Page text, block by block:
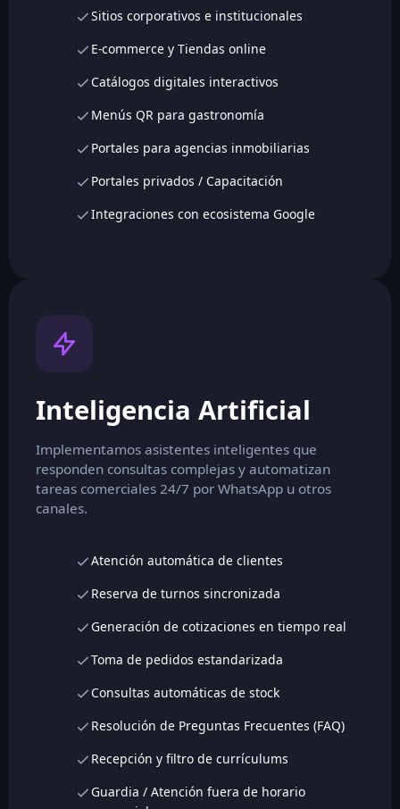
Sitios corporativos e institucionales
E-commerce y Tiendas online
Catálogos digitales interactivos
Menús QR para gastronomía
Portales para agencias inmobiliarias
Portales privados / Capacitación
Integraciones con ecosistema Google
Inteligencia Artificial
Implementamos asistentes inteligentes que
responden consultas complejas y automatizan
tareas comerciales 24/7 por WhatsApp u otros
canales.
Atención automática de clientes
Reserva de turnos sincronizada
Generación de cotizaciones en tiempo real
Toma de pedidos estandarizada
Consultas automáticas de stock
Resolución de Preguntas Frecuentes (FAQ)
Recepción y filtro de currículums
Guardia / Atención fuera de horario